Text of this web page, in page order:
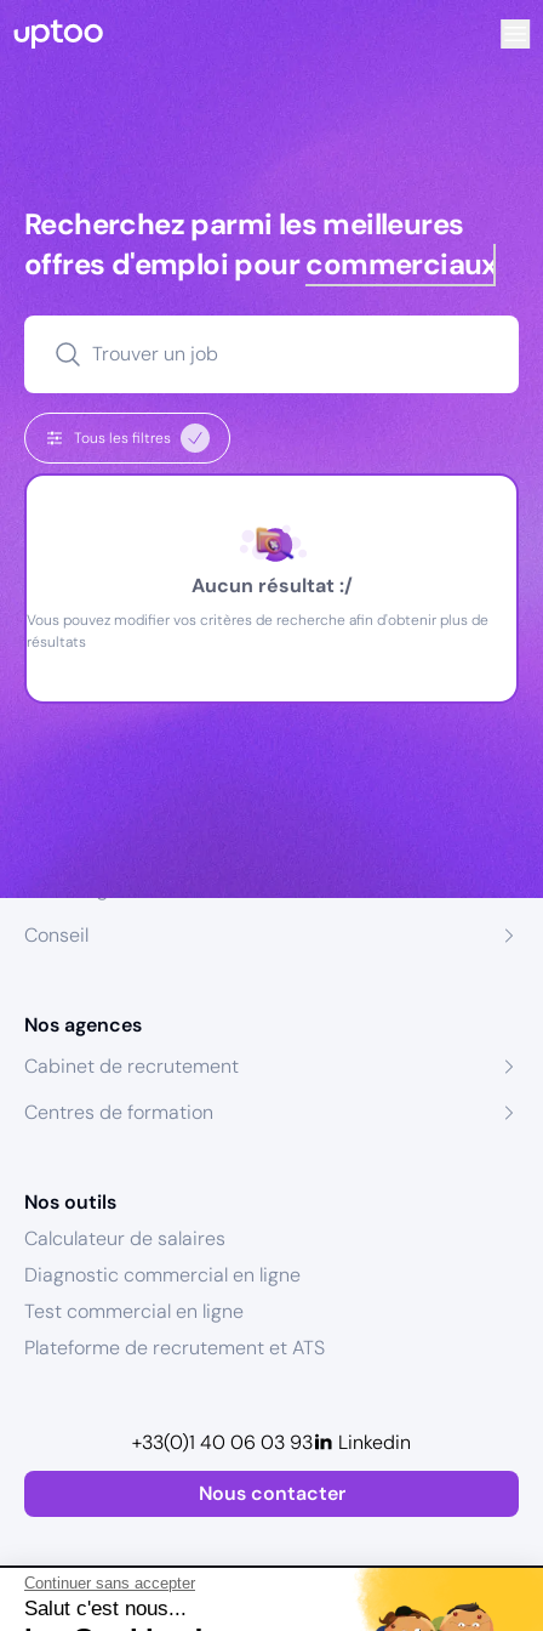
Continuer sans accepter
Salut c'est nous...
Recherchez parmi les meilleures
Recherchez parmi les meilleures
offres d'emploi pourcommerciaux
Trouver un job
Tous les filtres
Aucun résultat :/
Vous pouvez modifier vos critères de recherche afin d'obtenir plus de
résultats
Conseil
Nos agences
Cabinet de recrutement
Centres de formation
Nos outils
Calculateur de salaires
Diagnostic commercial en ligne
Test commercial en ligne
Plateforme de recrutement et ATS
Nous contacter
+33(0)1 40 06 03 93 Linkedin